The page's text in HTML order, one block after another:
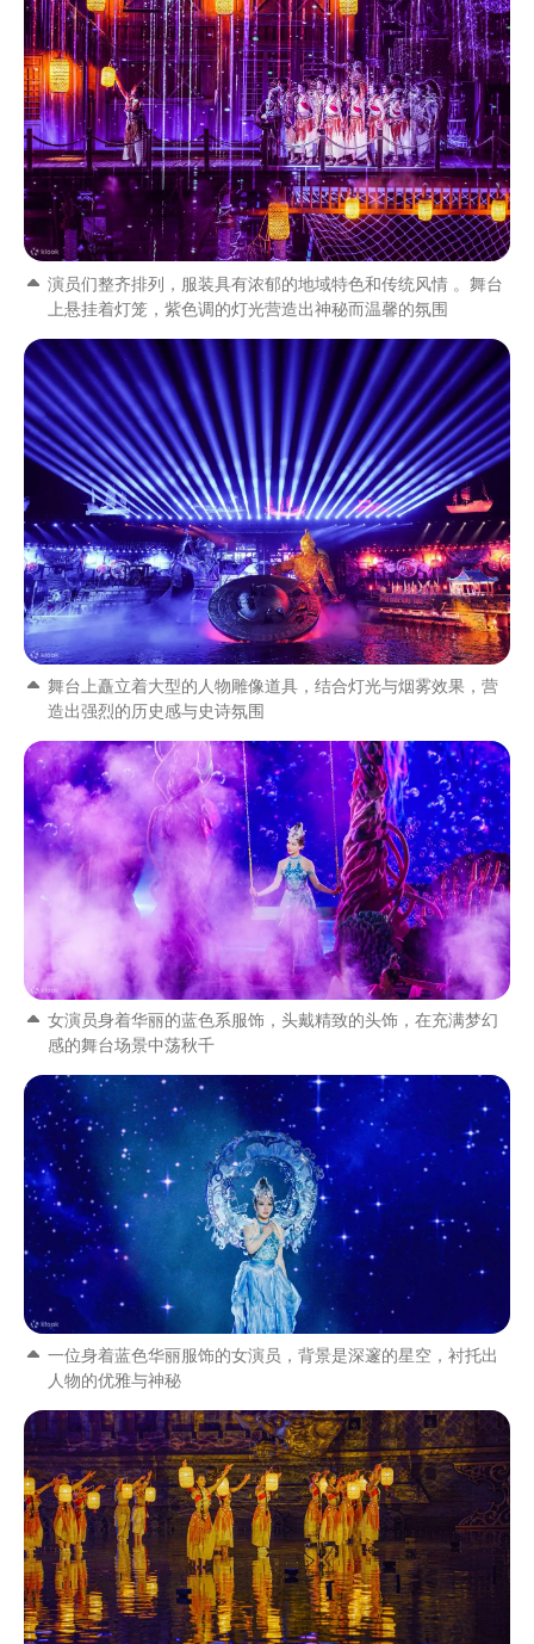
演员们整齐排列，服装具有浓郁的地域特色和传统风情 。舞台
上悬挂着灯笼，紫色调的灯光营造出神秘而温馨的氛围
舞台上矗立着大型的人物雕像道具，结合灯光与烟雾效果，营
造出强烈的历史感与史诗氛围
女演员身着华丽的蓝色系服饰，头戴精致的头饰，在充满梦幻
感的舞台场景中荡秋千
一位身着蓝色华丽服饰的女演员，背景是深邃的星空，衬托出
人物的优雅与神秘